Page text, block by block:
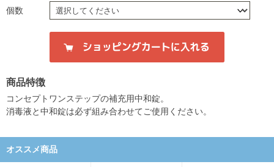
個数
商品特徴
コンセプトワンステップの補充用中和錠。
消毒液と中和錠は必ず組み合わせてご使用ください。
オススメ商品